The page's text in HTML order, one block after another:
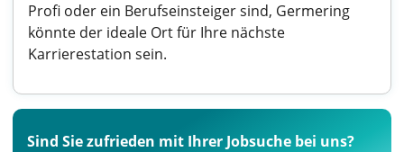
Profi oder ein Berufseinsteiger sind, Germering
könnte der ideale Ort für Ihre nächste
Karrierestation sein.
Sind Sie zufrieden mit Ihrer Jobsuche bei uns?